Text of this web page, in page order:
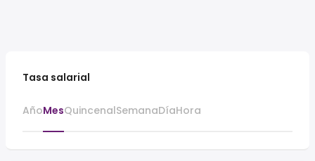
Tasa salarial
AñoMesQuincenalSemanaDíaHora